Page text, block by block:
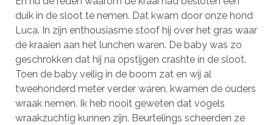
duik in de sloot te nemen. Dat kwam door onze hond
Luca. In zijn enthousiasme stoof hij over het gras waar
de kraaien aan het lunchen waren. De baby was zo
geschrokken dat hij na opstijgen crashte in de sloot.
Toen de baby veilig in de boom zat en wij al
tweehonderd meter verder waren, kwamen de ouders
wraak nemen. Ik heb nooit geweten dat vogels
wraakzuchtig kunnen zijn. Beurtelings scheerden ze